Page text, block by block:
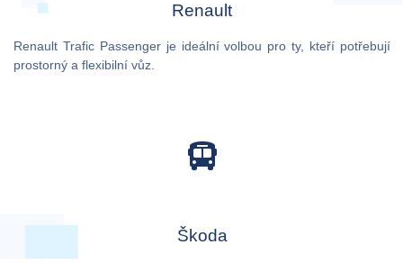
Renault
Renault Trafic Passenger je ideální volbou pro ty, kteří potřebují
prostorný a flexibilní vůz.
Škoda